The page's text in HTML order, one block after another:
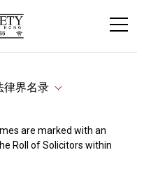
律界名录
are marked with an
Roll of Solicitors within